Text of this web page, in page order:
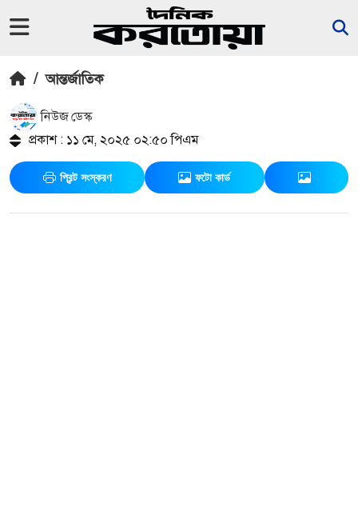
/ আন্তর্জাতিক
নিউজ ডেস্ক
প্রকাশ : ১১ মে, ২০২৫ ০২:৫০ পিএম
প্রিন্ট সংস্করণ ফটো কার্ড